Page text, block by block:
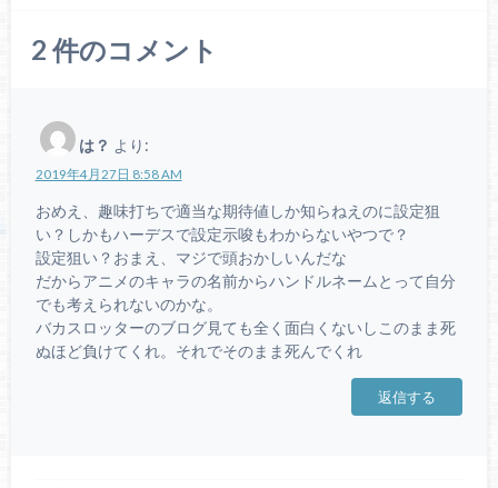
2 件のコメント
は？ より:
2019年4月27日 8:58 AM
おめえ、趣味打ちで適当な期待値しか知らねえのに設定狙
い？しかもハーデスで設定示唆もわからないやつで？
設定狙い？おまえ、マジで頭おかしいんだな
だからアニメのキャラの名前からハンドルネームとって自分
でも考えられないのかな。
バカスロッターのブログ見ても全く面白くないしこのまま死
ぬほど負けてくれ。それでそのまま死んでくれ
返信する